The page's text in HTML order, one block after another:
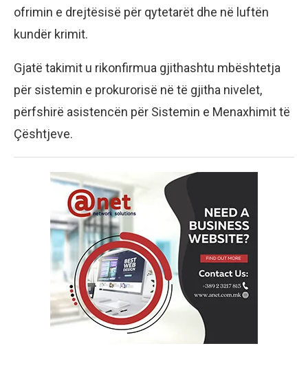
ofrimin e drejtësisë për qytetarët dhe në luftën
kundër krimit.
Gjatë takimit u rikonfirmua gjithashtu mbështetja
për sistemin e prokurorisë në të gjitha nivelet,
përfshirë asistencën për Sistemin e Menaxhimit të
Çështjeve.